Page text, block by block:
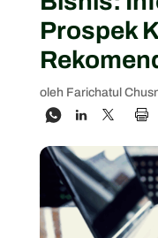
Prospek
oleh Farichatul